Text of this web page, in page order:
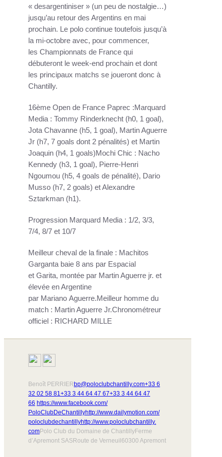
« desargentiniser » (un peu de nostalgie…)
jusqu’au retour des Argentins en mai
prochain. Le polo continue toutefois jusqu’à
la mi-octobre avec, pour commencer,
les Championnats de France qui
débuteront le week-end prochain et dont
les principaux matchs se joueront donc à
Chantilly.
16ème Open de France Paprec :Marquard
Media : Tommy Rinderknecht (h0, 1 goal),
Jota Chavanne (h5, 1 goal), Martin Aguerre
Jr (h7, 7 goals dont 2 pénalités) et Martin
Joaquin (h4, 1 goals)Mochi Chic : Nacho
Kennedy (h3, 1 goal), Pierre-Henri
Ngoumou (h5, 4 goals de pénalité), Dario
Musso (h7, 2 goals) et Alexandre
Sztarkman (h1).
Progression Marquard Media : 1/2, 3/3,
7/4, 8/7 et 10/7
Meilleur cheval de la finale : Machitos
Garganta baie 8 ans par Espacial
et Garita, montée par Martin Aguerre jr. et
élevée en Argentine
par Mariano Aguerre.Meilleur homme du
match : Martin Aguerre Jr.Chronométreur
officiel : RICHARD MILLE
Benoît PERRIERbp@poloclubchantilly.com+33 6
32 02 58 81 +33 3 44 64 47 67+33 3 44 64 47
66 https://www.facebook.com/
PoloClubDeChantillyhttp://www.dailymotion.com/
poloclubdechantillyhttp://www.poloclubchantilly.
comPolo Club du Domaine de ChantillyFerme
d’Apremont SASRoute de Verneuil60300 Apremont